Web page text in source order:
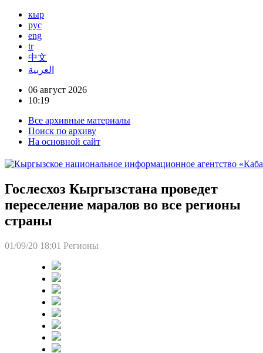
кыр
рус
eng
tr
中文
العربية
06 август 2026
10:19
Все архивные материалы
Поиск по архиву
На основной сайт
Гослесхоз Кыргызстана проведет
переселение маралов во все регионы
страны
01/09/20 18:01 Регионы